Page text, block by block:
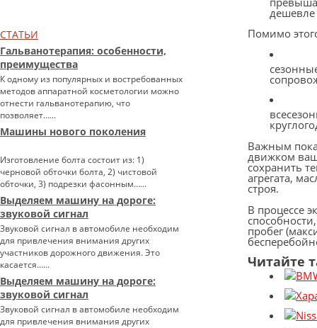
СТАТЬИ
Гальванотерапия: особенности,
преимущества
К одному из популярных и востребованных
методов аппаратной косметологии можно
отнести гальванотерапию, что
позволяет…...
Машины нового поколения
Изготовление болта состоит из: 1)
черновой обточки болта, 2) чистовой
обточки, 3) подрезки фасонным…...
Выделяем машину на дороге:
звуковой сигнал
Звуковой сигнал в автомобиле необходим
для привлечения внимания других
участников дорожного движения. Это
касается…...
Выделяем машину на дороге:
звуковой сигнал
Звуковой сигнал в автомобиле необходим
для привлечения внимания других
дешевле
Помимо
Важным
движком
сохранить
агрегата,
строя.
В процессе
пробег
Читайте